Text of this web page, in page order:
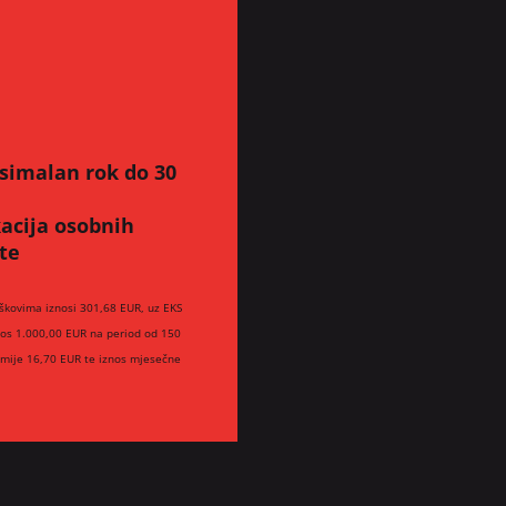
rok do 30
osobnih
iznosi 301,68 EUR, uz EKS
1.000,00 EUR na period od 150
16,70 EUR te iznos mjesečne